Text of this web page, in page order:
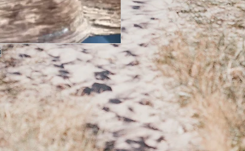
Nous vous recommandons
Fringué Taille S
Taille de poignet entre 16 et
Nous vous recommandons
Fringué Taille M
Taille de poignet entre 18 et
Nous vous recommandons
Fringué Taille L
Taille de poignet supérieure
Aucun problème ! Nous
votre choix sur mesure. Il
faire une demande à :